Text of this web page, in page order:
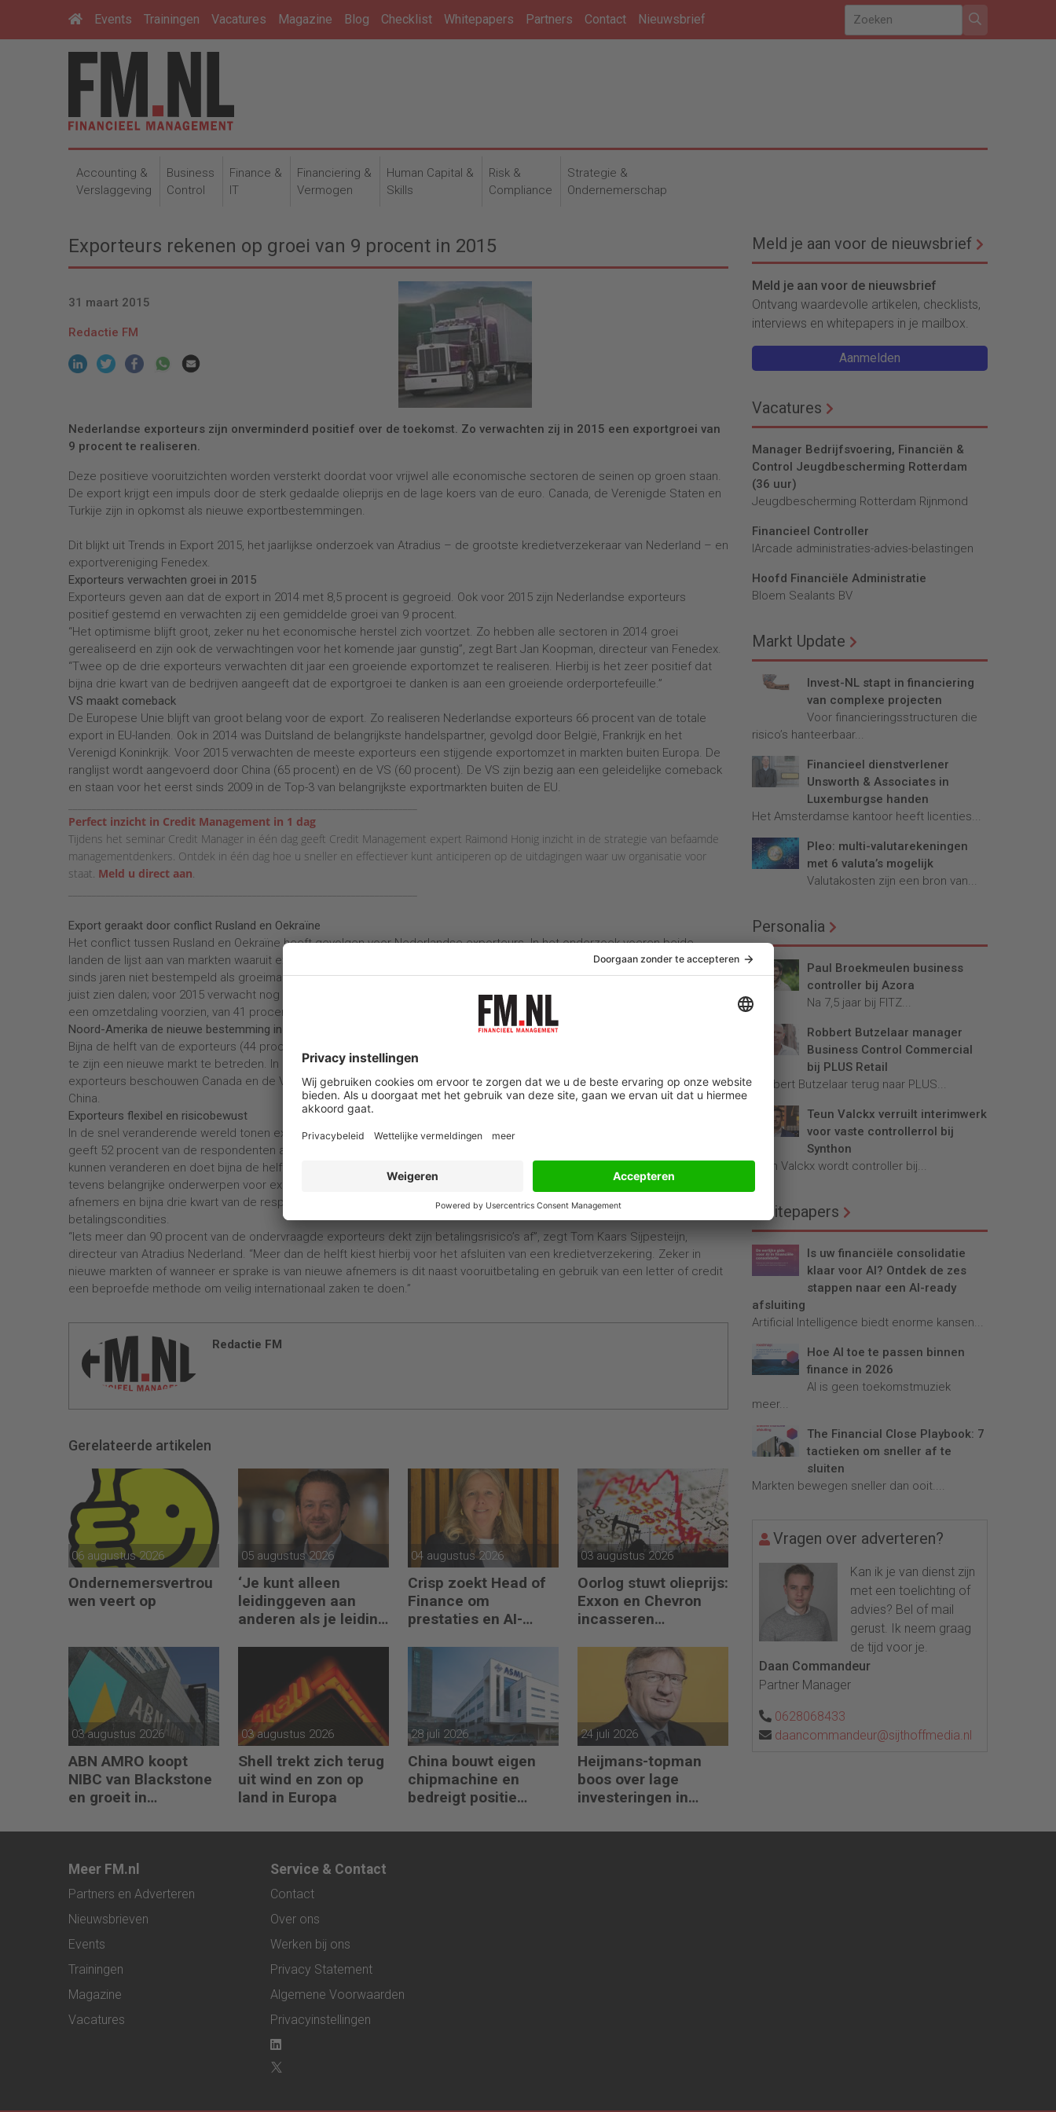
Events Trainingen Vacatures Magazine Blog Checklist Whitepapers Partners Contact Nieuwsbrief
Accounting &
Verslaggeving
Business
Control
Finance &
IT
Financiering &
Vermogen
Human Capital &
Skills
Risk &
Compliance
Strategie &
Ondernemerschap
Exporteurs rekenen op groei van 9 procent in 2015
31 maart 2015
Redactie FM
Nederlandse exporteurs zijn onverminderd positief over de toekomst. Zo verwachten zij in 2015 een exportgroei van
9 procent te realiseren.
Deze positieve vooruitzichten worden versterkt doordat voor vrijwel alle economische sectoren de seinen op groen staan.
De export krijgt een impuls door de sterk gedaalde olieprijs en de lage koers van de euro. Canada, de Verenigde Staten en
Turkije zijn in opkomst als nieuwe exportbestemmingen.
Dit blijkt uit Trends in Export 2015, het jaarlijkse onderzoek van Atradius – de grootste kredietverzekeraar van Nederland – en
exportvereniging Fenedex.
Exporteurs verwachten groei in 2015
Exporteurs geven aan dat de export in 2014 met 8,5 procent is gegroeid. Ook voor 2015 zijn Nederlandse exporteurs
positief gestemd en verwachten zij een gemiddelde groei van 9 procent.
“Het optimisme blijft groot, zeker nu het economische herstel zich voortzet. Zo hebben alle sectoren in 2014 groei
gerealiseerd en zijn ook de verwachtingen voor het komende jaar gunstig”, zegt Bart Jan Koopman, directeur van Fenedex.
“Twee op de drie exporteurs verwachten dit jaar een groeiende exportomzet te realiseren. Hierbij is het zeer positief dat
bijna drie kwart van de bedrijven aangeeft dat de exportgroei te danken is aan een groeiende orderportefeuille.”
VS maakt comeback
De Europese Unie blijft van groot belang voor de export. Zo realiseren Nederlandse exporteurs 66 procent van de totale
export in EU-landen. Ook in 2014 was Duitsland de belangrijkste handelspartner, gevolgd door België, Frankrijk en het
Verenigd Koninkrijk. Voor 2015 verwachten de meeste exporteurs een stijgende exportomzet in markten buiten Europa. De
ranglijst wordt aangevoerd door China (65 procent) en de VS (60 procent). De VS zijn bezig aan een geleidelijke comeback
en staan voor het eerst sinds 2009 in de Top-3 van belangrijkste exportmarkten buiten de EU.
Perfect inzicht in Credit Management in 1 dag
Tijdens het seminar Credit Manager in één dag geeft Credit Management expert Raimond Honig inzicht in de strategie van befaamde
managementdenkers. Ontdek in één dag hoe u sneller en effectiever kunt anticiperen op de uitdagingen waar uw organisatie voor
staat. Meld u direct aan.
Export geraakt door conflict Rusland en Oekraïne
Het conflict tussen Rusland en Oekraïne heeft gevolgen voor Nederlandse exporteurs. In het onderzoek voeren beide
landen de lijst aan van markten waaruit exporteurs zich in 2014 hebben teruggetrokken. Rusland wordt ook voor het eerst
sinds jaren niet bestempeld als groeimarkt. 41 procent van de exporteurs heeft zijn omzetexport op deze markt in 2014
juist zien dalen; voor 2015 verwacht nog eens 48 procent een omzetdaling. Ook voor de exportomzet naar Oekraïne wordt
een omzetdaling voorzien, van 41 procent.
Noord-Amerika de nieuwe bestemming in 2015
Bijna de helft van de exporteurs (44 procent) heeft in 2014 nieuwe exportmarkten betreden. In 2015 zegt een kwart van plan
te zijn een nieuwe markt te betreden. In de Top-5 van nieuwe markten komt geen Europees land voor. De meeste
exporteurs beschouwen Canada en de VS als aantrekkelijk afzetgebied, gevolgd door BRICT-landen Turkije, Brazilië en
China.
Exporteurs flexibel en risicobewust
In de snel veranderende wereld tonen exporteurs zich bewust van de kansen en risico’s en spelen ze hier flexibel op in. Zo
geeft 52 procent van de respondenten aan bij wijzigingen op hun exportmarkten op ieder gewenst moment van focus te
kunnen veranderen en doet bijna de helft aan geografische risicospreiding. Betalingsrisico’s en kredietwaardigheid zijn
tevens belangrijke onderwerpen voor exporteurs. Bijna 80 procent is op de hoogte van de kredietwaardigheid van zijn
afnemers en bijna drie kwart van de respondenten geeft aan hier rekening mee te houden bij het afspreken van de
betalingscondities.
“Iets meer dan 90 procent van de ondervraagde exporteurs dekt zijn betalingsrisico’s af”, zegt Tom Kaars Sijpesteijn,
directeur van Atradius Nederland. “Meer dan de helft kiest hierbij voor het afsluiten van een kredietverzekering. Zeker in
nieuwe markten of wanneer er sprake is van nieuwe afnemers is dit naast vooruitbetaling en gebruik van een letter of credit
een beproefde methode om veilig internationaal zaken te doen.”
Redactie FM
Gerelateerde artikelen
06 augustus 2026
Ondernemersvertrou
wen veert op
05 augustus 2026
‘Je kunt alleen
leidinggeven aan
anderen als je leiding
04 augustus 2026
Crisp zoekt Head of
Finance om
prestaties en AI-
03 augustus 2026
Oorlog stuwt olieprijs:
Exxon en Chevron
incasseren
03 augustus 2026
ABN AMRO koopt
NIBC van Blackstone
en groeit in
03 augustus 2026
Shell trekt zich terug
uit wind en zon op
land in Europa
28 juli 2026
China bouwt eigen
chipmachine en
bedreigt positie
24 juli 2026
Heijmans-topman
boos over lage
investeringen in
Meld je aan voor de nieuwsbrief
Meld je aan voor de nieuwsbrief
Ontvang waardevolle artikelen, checklists,
interviews en whitepapers in je mailbox.
Aanmelden
Vacatures
Manager Bedrijfsvoering, Financiën &
Control Jeugdbescherming Rotterdam
(36 uur)
Jeugdbescherming Rotterdam Rijnmond
Financieel Controller
lArcade administraties-advies-belastingen
Hoofd Financiële Administratie
Bloem Sealants BV
Markt Update
Invest-NL stapt in financiering
van complexe projecten
Voor financieringsstructuren die
risico’s hanteerbaar...
Financieel dienstverlener
Unsworth & Associates in
Luxemburgse handen
Het Amsterdamse kantoor heeft licenties...
Pleo: multi-valutarekeningen
met 6 valuta’s mogelijk
Valutakosten zijn een bron van...
Personalia
Paul Broekmeulen business
controller bij Azora
Na 7,5 jaar bij FITZ...
Robbert Butzelaar manager
Business Control Commercial
bij PLUS Retail
Robbert Butzelaar terug naar PLUS...
Teun Valckx verruilt interimwerk
voor vaste controllerrol bij
Synthon
Teun Valckx wordt controller bij...
Whitepapers
Is uw financiële consolidatie
klaar voor AI? Ontdek de zes
stappen naar een AI-ready
afsluiting
Artificial Intelligence biedt enorme kansen...
Hoe AI toe te passen binnen
finance in 2026
AI is geen toekomstmuziek
meer...
The Financial Close Playbook: 7
tactieken om sneller af te
sluiten
Markten bewegen sneller dan ooit....
Vragen over adverteren?
Kan ik je van dienst zijn
met een toelichting of
advies? Bel of mail
gerust. Ik neem graag
de tijd voor je.
Daan Commandeur
Partner Manager
0628068433
daancommandeur@sijthoffmedia.nl
Meer FM.nl
Partners en Adverteren
Nieuwsbrieven
Events
Trainingen
Magazine
Vacatures
Service & Contact
Contact
Over ons
Werken bij ons
Privacy Statement
Algemene Voorwaarden
Privacyinstellingen